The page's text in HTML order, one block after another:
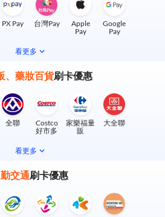
PX Pay 台灣Pay
Apple
Pay
Google
Pay
看更多
、藥妝百貨刷卡優惠
全聯
Costco
好市多
家樂福量
販
大全聯
看更多
交通刷卡優惠